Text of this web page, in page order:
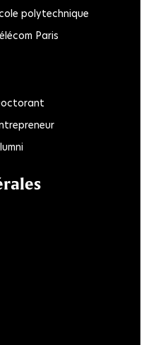
polytechnique
Paris